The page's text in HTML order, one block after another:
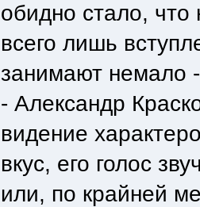
обидно стало, что
всего лишь
занимают немало
- Александр
видение
вкус, его голос
или, по крайней